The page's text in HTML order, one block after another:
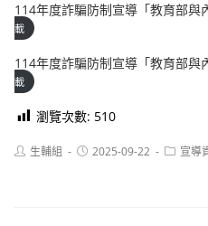
114年度詐騙防制宣導「教育部與
載
114年度詐騙防制宣導「教育部與
載
瀏覽次數: 510
Post生輔組
Post2025-09-22
Post宣導